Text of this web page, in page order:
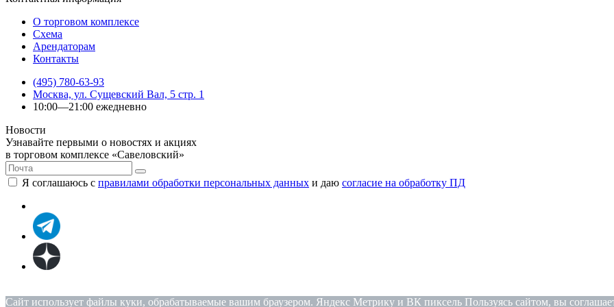
О торговом комплексе
Схема
Арендаторам
Контакты
(495) 780-63-93
Москва, ул. Сущевский Вал, 5 стр. 1
10:00—21:00 ежедневно
Новости
Узнавайте первыми о новостях и акциях
в торговом комплексе «Савеловский»
Я соглашаюсь с правилами обработки персональных данных и даю согласие на обработку ПД
Сайт использует файлы куки, обрабатываемые вашим браузером. Яндекс Метрику и ВК пиксель Пользуясь сайтом, вы